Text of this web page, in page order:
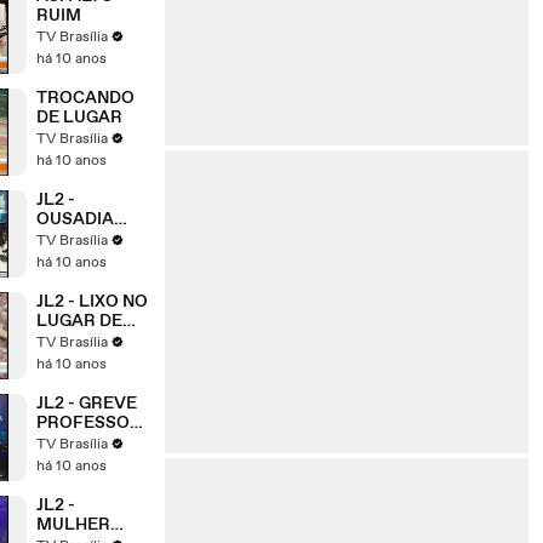
RUIM
TV Brasília
há 10 anos
TROCANDO
DE LUGAR
TV Brasília
há 10 anos
JL2 -
OUSADIA
SEM LIMITES
TV Brasília
há 10 anos
JL2 - LIXO NO
LUGAR DE
MUDAS
TV Brasília
há 10 anos
JL2 - GREVE
PROFESSOR
ES
TV Brasília
há 10 anos
JL2 -
MULHER